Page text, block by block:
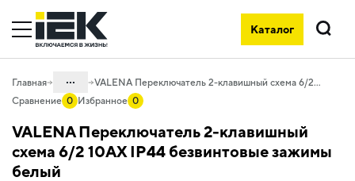
Каталог
Поиск
Главная ...
06. Изделия электроустановочные,
удлинители и силовые разъемы
VALENA Переключатель 2-клавишный схема 6/2 10АХ IP44 безвинтовые зажимы белый
Сравнение 0 Избранное 0
VALENA Переключатель 2-клавишный
схема 6/2 10АХ IP44 безвинтовые зажимы
белый